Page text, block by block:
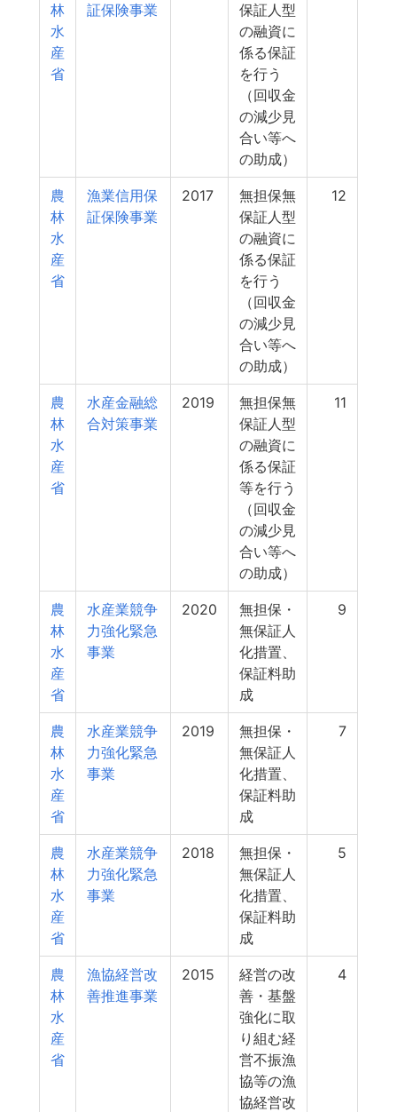
林
水
産
省
証保険事業
保証人型
の融資に
係る保証
を行う
（回収金
の減少見
合い等へ
の助成）
農
林
水
産
省
漁業信用保
証保険事業
2017
無担保無
保証人型
の融資に
係る保証
を行う
（回収金
の減少見
合い等へ
の助成）
12
農
林
水
産
省
水産金融総
合対策事業
2019
無担保無
保証人型
の融資に
係る保証
等を行う
（回収金
の減少見
合い等へ
の助成）
11
農
林
水
産
省
水産業競争
力強化緊急
事業
2020
無担保・
無保証人
化措置、
保証料助
成
9
農
林
水
産
省
水産業競争
力強化緊急
事業
2019
無担保・
無保証人
化措置、
保証料助
成
7
農
林
水
産
省
水産業競争
力強化緊急
事業
2018
無担保・
無保証人
化措置、
保証料助
成
5
農
林
水
産
省
漁協経営改
善推進事業
2015
経営の改
善・基盤
強化に取
り組む経
営不振漁
協等の漁
協経営改
4